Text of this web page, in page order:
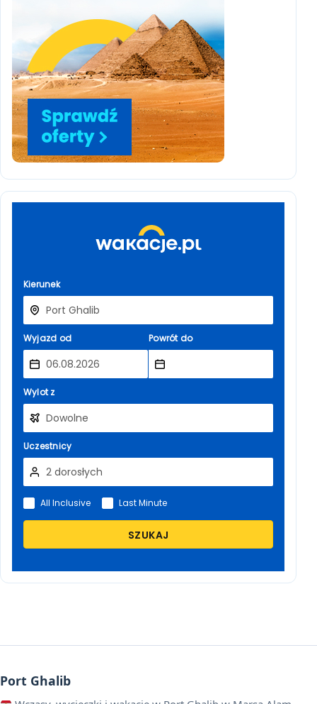
Kierunek
Wyjazd od Powrót do
Wylot z
Uczestnicy
SZUKAJ
All Inclusive Last Minute
Port Ghalib